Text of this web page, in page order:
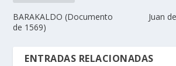
BARAKALDO (Documento
de 1569)
Juan
ENTRADAS RELACIONADAS